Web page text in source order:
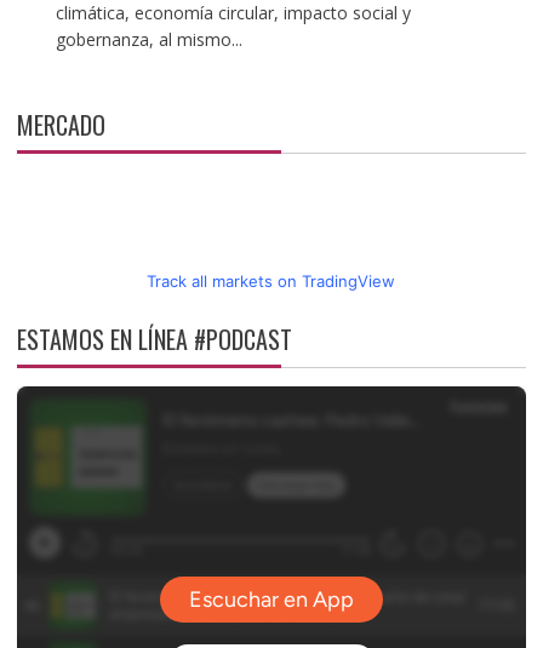
climática, economía circular, impacto social y
gobernanza, al mismo...
MERCADO
Track all markets on TradingView
ESTAMOS EN LÍNEA #PODCAST